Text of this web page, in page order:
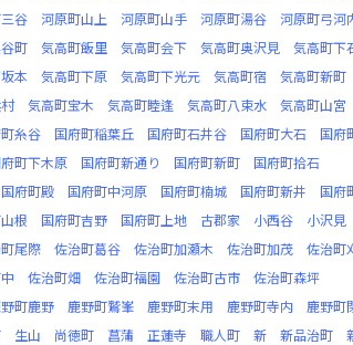
谷 河原町山上 河原町山手 河原町湯谷
河原町弓河
町 気高町飯里 気高町会下 気高町奥沢見
気高町下
本 気高町下原 気高町下光元 気高町宿
気高町新町
気高町宝木 気高町睦逢 気高町八束水
気高町山宮
糸谷 国府町稲葉丘 国府町石井谷 国府町大石
国府
町下木原 国府町新通り 国府町新町
国府町拾石
国府町殿 国府町中河原 国府町楠城 国府町新井
国府
根 国府町吉野 国府町上地 古郡家 小西谷 小沢見
尾際 佐治町葛谷 佐治町加瀬木 佐治町加茂
佐治町
佐治町畑 佐治町福園 佐治町古市
佐治町森坪
町鹿野 鹿野町鷲峯 鹿野町末用 鹿野町寺内
鹿野町
生山 尚徳町 菖蒲 正蓮寺 職人町 新 新品治町